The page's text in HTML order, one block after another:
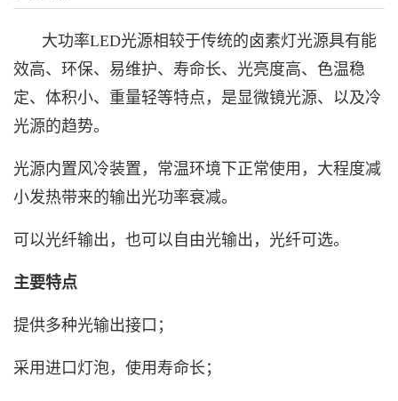
大功率LED光源相较于传统的卤素灯光源具有能
效高、环保、易维护、寿命长、光亮度高、色温稳
定、体积小、重量轻等特点，是显微镜光源、以及冷
光源的趋势。
光源内置风冷装置，常温环境下正常使用，大程度减
小发热带来的输出光功率衰减。
可以光纤输出，也可以自由光输出，光纤可选。
主要特点
提供多种光输出接口；
采用进口灯泡，使用寿命长；